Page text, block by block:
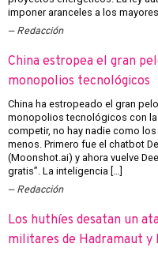
imponer aranceles a los
Redacción
China estropea el gran
monopolios tecnológicos
China ha estropeado el gran
monopolios tecnológicos con la
competir, no hay nadie como
menos. Primero fue el chatbot
(Moonshot.ai) y ahora vuelve
gratis”. La inteligencia […]
Redacción
Los huthíes desatan un
militares de Hadramaut y